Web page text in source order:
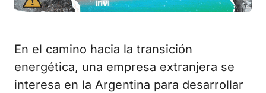
En el camino hacia la transición
energética, una empresa extranjera se
interesa en la Argentina para desarrollar